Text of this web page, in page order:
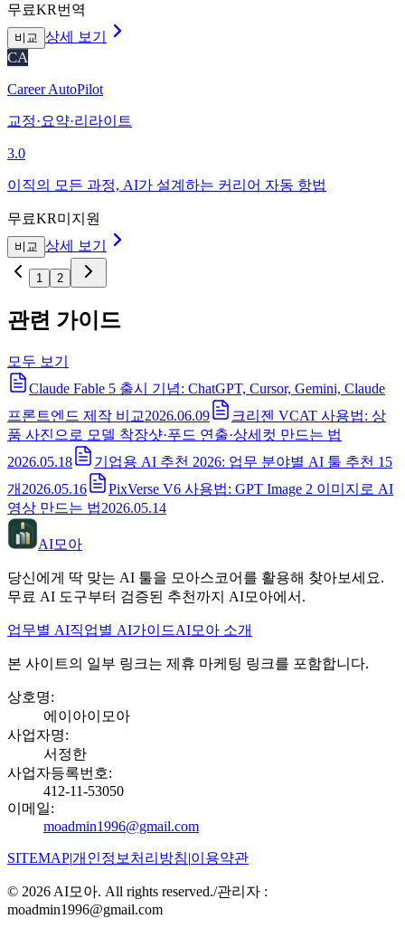
무료KR번역
비교 상세 보기
CA
Career AutoPilot
교정·요약·리라이트
3.0
이직의 모든 과정, AI가 설계하는 커리어 자동 항법
무료KR미지원
비교 상세 보기
1 2
관련 가이드
모두 보기
Claude Fable 5 출시 기념: ChatGPT, Cursor, Gemini, Claude
프론트엔드 제작 비교2026.06.09
크리젠 VCAT 사용법: 상
품 사진으로 모델 착장샷·푸드 연출·상세컷 만드는 법
2026.05.18
기업용 AI 추천 2026: 업무 분야별 AI 툴 추천 15
개 2026.05.16
PixVerse V6 사용법: GPT Image 2 이미지로 AI
영상 만드는 법2026.05.14
AI모아
당신에게 딱 맞는 AI 툴을 모아스코어를 활용해 찾아보세요.
무료 AI 도구부터 검증된 추천까지 AI모아에서.
업무별 AI직업별 AI가이드AI모아 소개
본 사이트의 일부 링크는 제휴 마케팅 링크를 포함합니다.
상호명:
에이아이모아
사업자명:
서정한
사업자등록번호:
412-11-53050
이메일:
moadmin1996@gmail.com
SITEMAP|개인정보처리방침|이용약관
© 2026 AI모아. All rights reserved./관리자 :
moadmin1996@gmail.com